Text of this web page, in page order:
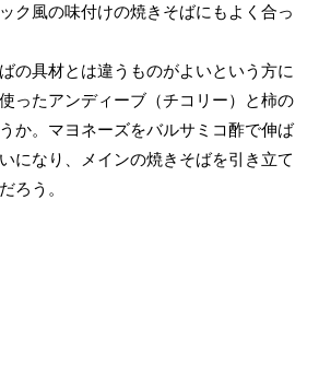
ク風の味付けの焼きそばにもよく合っ
の具材とは違うものがよいという方に
ったアンディーブ（チコリー）と柿の
か。マヨネーズをバルサミコ酢で伸ば
になり、メインの焼きそばを引き立て
ろう。